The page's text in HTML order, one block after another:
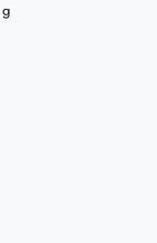
g